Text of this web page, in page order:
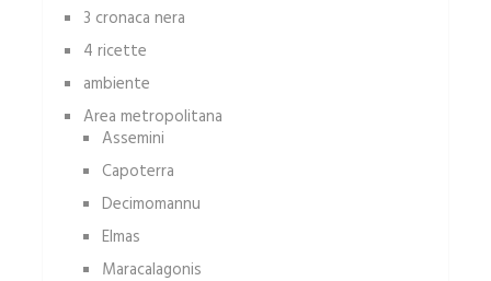
3 cronaca nera
4 ricette
ambiente
Area metropolitana
Assemini
Capoterra
Decimomannu
Elmas
Maracalagonis